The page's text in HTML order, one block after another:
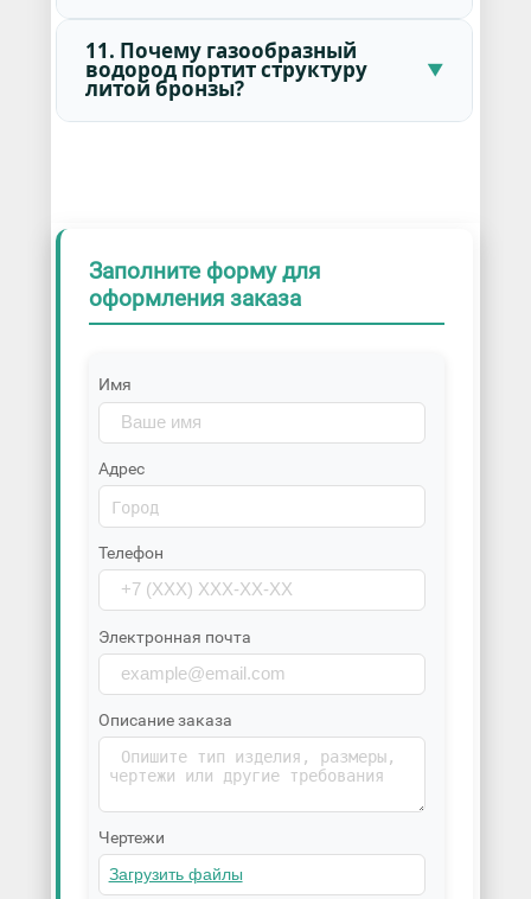
11. Почему газообразный
водород портит структуру
литой бронзы?
Заполните форму для
оформления заказа
Имя
Адрес
Телефон
Электронная почта
Описание заказа
Чертежи